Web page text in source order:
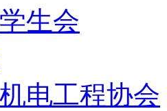
生会
电工程协会